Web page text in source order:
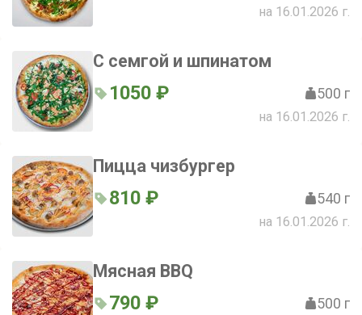
на 16.01.2026 г.
С семгой и шпинатом
1050 ₽ 500 г
на 16.01.2026 г.
Пицца чизбургер
810 ₽ 540 г
на 16.01.2026 г.
Мясная BBQ
790 ₽ 500 г